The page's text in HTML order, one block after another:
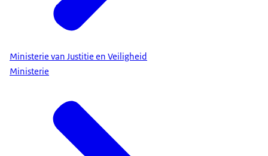
Ministerie van Justitie en Veiligheid
Ministerie